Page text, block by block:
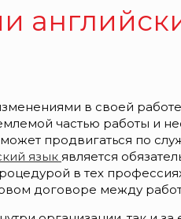
в своей
частью работы и
продвигаться по
язык является
в тех
договоре между